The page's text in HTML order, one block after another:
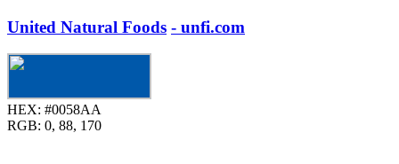
United Natural Foods - unfi.com
HEX: #0058AA
RGB: 0, 88, 170